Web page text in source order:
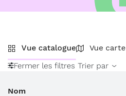
Vue catalogue
Vue carte
Fermer les filtres Trier par
Nom